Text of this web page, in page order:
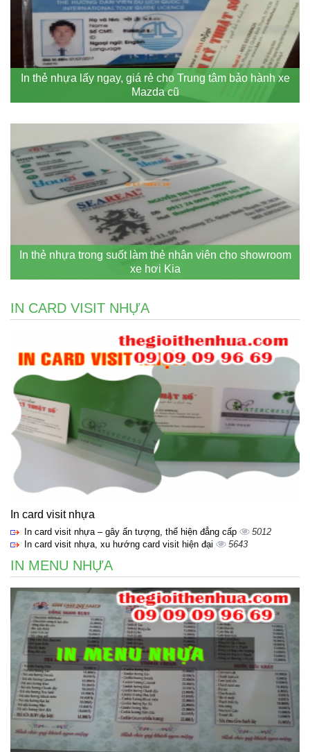
In thẻ nhựa lấy ngay, giá rẻ cho Trung tâm bảo hành xe
Mazda cũ
In thẻ nhựa trong suốt làm thẻ nhân viên cho showroom
xe hơi Kia
IN CARD VISIT NHỰA
In card visit nhựa
In card visit nhựa – gây ấn tượng, thể hiện đẳng cấp
5012
In card visit nhựa, xu hướng card visit hiện đại
5643
IN MENU NHỰA